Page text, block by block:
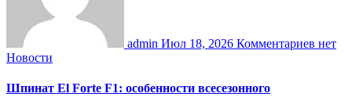
admin Июл 18, 2026 Комментариев нет
Новости
Шпинат El Forte F1: особенности всесезонного